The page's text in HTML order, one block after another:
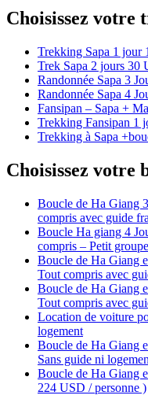
Choisissez votre
Trekking Sapa 1 jour
Trek Sapa 2 jours 30
Randonnée Sapa 3
Randonnée Sapa 4
Fansipan – Sapa +
Trekking Fansipan 1
Trekking à Sapa
Choisissez votre
Boucle de Ha Giang
compris avec guide
Boucle Ha giang 4
compris – Petit
Boucle de Ha Giang
Tout compris avec
Boucle de Ha Giang
Tout compris avec
Location de voiture
logement
Boucle de Ha Giang
Sans guide ni
Boucle de Ha Giang
224 USD / personne )